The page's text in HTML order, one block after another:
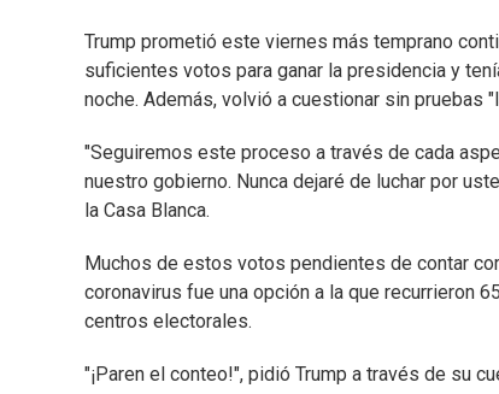
Trump prometió este viernes más temprano
suficientes votos para ganar la presidencia y
noche. Además, volvió a cuestionar sin
"Seguiremos este proceso a través de cada
nuestro gobierno. Nunca dejaré de luchar por
la Casa Blanca.
Muchos de estos votos pendientes de contar
coronavirus fue una opción a la que recurrieron
centros electorales.
"¡Paren el conteo!", pidió Trump a través de su